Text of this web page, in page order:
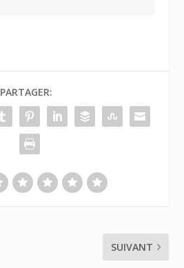
PARTAGER:
SUIVANT